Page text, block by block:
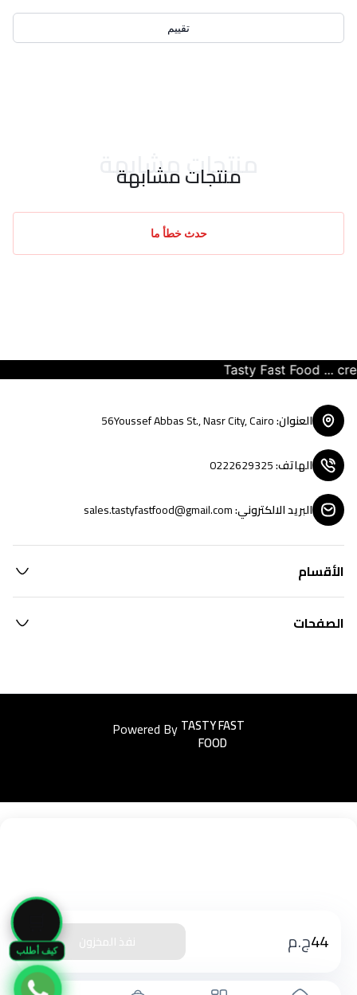
كيف أطلب
تقييم
منتجات مشابهة
منتجات مشابهة
حدث خطأ ما
44ج.م نفذ المخزون
Tasty Fast Food ...
العنوان:
56Youssef Abbas St., Nasr City, Cairo
الهاتف:
0222629325
البريد الالكتروني:
sales.tastyfastfood@gmail.com
الأقسام
الصفحات
Powered ByEasyorders